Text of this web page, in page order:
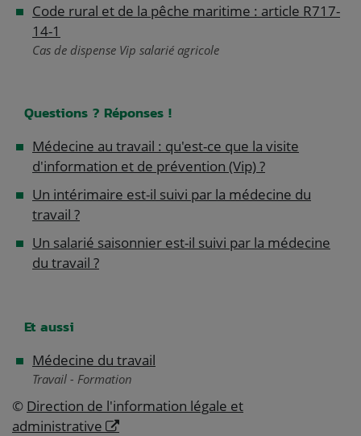
Code rural et de la pêche maritime : article R717-
14-1
Cas de dispense Vip salarié agricole
Questions ? Réponses !
Médecine au travail : qu'est-ce que la visite
d'information et de prévention (Vip) ?
Un intérimaire est-il suivi par la médecine du
travail ?
Un salarié saisonnier est-il suivi par la médecine
du travail ?
Et aussi
Médecine du travail
Travail - Formation
© Direction de l'information légale et
administrative